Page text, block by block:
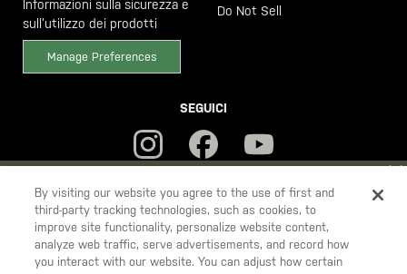
YOU ARE SHOPPING ON OURITALIASITE. WOULD YOU LIKE TO
SHIP TO ANOTHER COUNTRY?
STAY ONITALIA
Informazioni sulla sicurezza e
sull’utilizzo dei prodotti
Manage Preferences
Do Not Sell
SEGUICI
5.11
Tactical
By visiting our website you agree to the use of first and
third-party tracking technologies, such as cookies, to
improve site functionality, personalize website content,
analyze web traffic, serve advertisements, and record how
you interact with our website. You can adjust how certain